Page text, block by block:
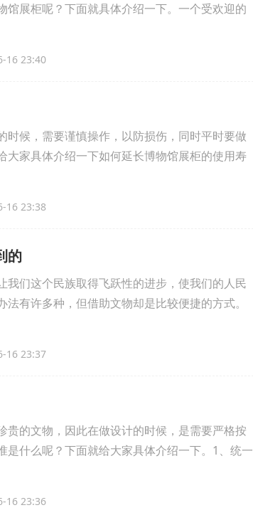
展柜呢？下面就具体介绍一下。一个受欢迎的
16 23:40
候，需要谨慎操作，以防损伤，同时平时要做
家具体介绍一下如何延长博物馆展柜的使用寿
16 23:38
的
们这个民族取得飞跃性的进步，使我们的人民
有许多种，但借助文物却是比较便捷的方式。
16 23:37
的文物，因此在做设计的时候，是需要严格按
什么呢？下面就给大家具体介绍一下。1、统一
16 23:36